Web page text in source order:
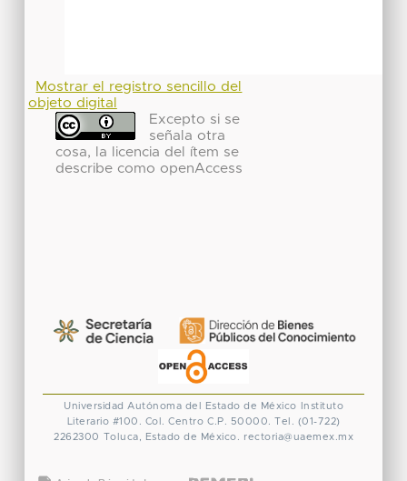
Mostrar el registro sencillo del
objeto digital
Excepto si se
señala otra
cosa, la licencia del ítem se
describe como openAccess
Universidad Autónoma del Estado de México
Instituto
Literario #100. Col. Centro C.P. 50000. Tel. (01-722)
2262300 Toluca, Estado de México. rectoria@uaemex.mx